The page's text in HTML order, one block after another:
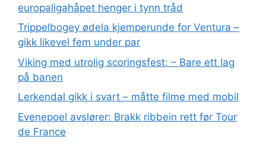
europaligahåpet henger i tynn tråd
Trippelbogey ødela kjemperunde for Ventura –
gikk likevel fem under par
Viking med utrolig scoringsfest: – Bare ett lag
på banen
Lerkendal gikk i svart – måtte filme med mobil
Evenepoel avslører: Brakk ribbein rett før Tour
de France